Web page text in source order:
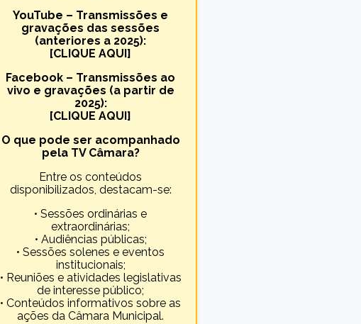
YouTube – Transmissões e
gravações das sessões
(anteriores a 2025):
[CLIQUE AQUI]
Facebook – Transmissões ao
vivo e gravações (a partir de
2025):
[CLIQUE AQUI]
O que pode ser acompanhado
pela TV Câmara?
Entre os conteúdos
disponibilizados, destacam-se:
• Sessões ordinárias e
extraordinárias;
• Audiências públicas;
• Sessões solenes e eventos
institucionais;
• Reuniões e atividades legislativas
de interesse público;
• Conteúdos informativos sobre as
ações da Câmara Municipal.